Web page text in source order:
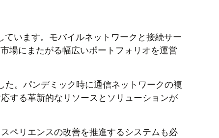
います。モバイルネットワークと接続サー
場にまたがる幅広いポートフォリオを運営
。パンデミック時に通信ネットワークの複
する革新的なリソースとソリューションが
ペリエンスの改善を推進するシステムも必